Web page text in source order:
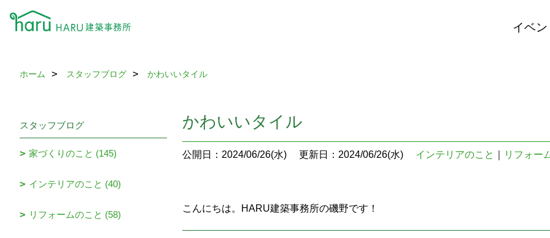
イベン
ホーム スタッフブログ かわいいタイル
かわいいタイル
公開日：2024/06/26(水) 更新日：2024/06/26(水) インテリアのこと リフォー
こんにちは。HARU建築事務所の磯野です！
スタッフブログ
家づくりのこと (145)
インテリアのこと (40)
リフォームのこと (58)